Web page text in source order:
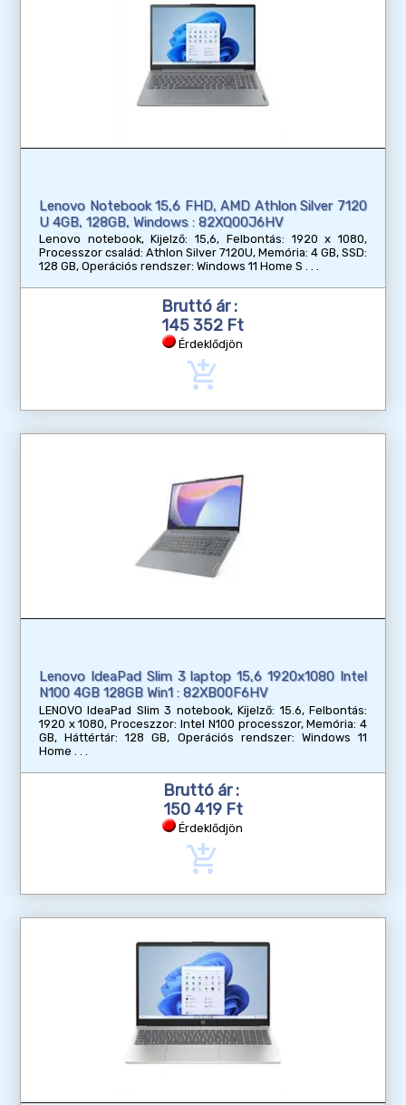
Lenovo Notebook 15,6 FHD, AMD Athlon Silver 7120
U 4GB, 128GB, Windows : 82XQ00J6HV
Lenovo notebook, Kijelző: 15,6, Felbontás: 1920 x 1080,
Processzor család: Athlon Silver 7120U, Memória: 4 GB, SSD:
128 GB, Operációs rendszer: Windows 11 Home S
Bruttó ár :
145 352 Ft
Érdeklődjön
add_shopping_cart
Lenovo IdeaPad Slim 3 laptop 15,6 1920x1080 Intel
N100 4GB 128GB Win1 : 82XB00F6HV
LENOVO IdeaPad Slim 3 notebook, Kijelző: 15.6, Felbontás:
1920 x 1080, Proceszzor: Intel N100 processzor, Memória: 4
GB, Háttértár: 128 GB, Operációs rendszer: Windows 11
Home
Bruttó ár :
150 419 Ft
Érdeklődjön
add_shopping_cart